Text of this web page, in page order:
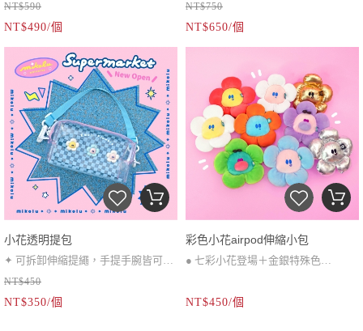
✦ 耳機包、小零錢包
✦ 伸縮繩超靈活
NT$590
NT$490/個
✦可斜挎三件套組：
✦調節式背繩*1、可拆卸小花、雙面
拉鍊證件套
（60-120cm）
NT$750
NT$650/個
小花透明提包
✦ 可拆卸伸縮提繩，手提手腕皆可
✦ 大約尺寸 寬18 * 高10 * 側7 cm
NT$450
NT$350/個
彩色小花airpod伸縮小包
● 七彩小花登場＋金銀特殊色
● 伸縮扣，放入造型悠遊卡也可使用
NT$450/個